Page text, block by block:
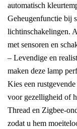
automatisch
Geheugenfunctie bij
lichtinschakelingen.
met sensoren en
– Levendige en
maken deze lamp
Kies een
voor gezelligheid of
Thread en Zigbee-
zodat u hem